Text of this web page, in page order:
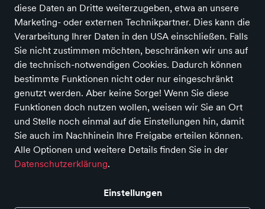
diese Daten an Dritte weiterzugeben, etwa an unsere
Marketing- oder externen Technikpartner. Dies kann die
Verarbeitung Ihrer Daten in den USA einschließen. Falls
Sie nicht zustimmen möchten, beschränken wir uns auf
die technisch-notwendigen Cookies. Dadurch können
bestimmte Funktionen nicht oder nur eingeschränkt
genutzt werden. Aber keine Sorge! Wenn Sie diese
Funktionen doch nutzen wollen, weisen wir Sie an Ort
und Stelle noch einmal auf die Einstellungen hin, damit
Sie auch im Nachhinein Ihre Freigabe erteilen können.
Alle Optionen und weitere Details finden Sie in der
Datenschutzerklärung.
Einstellungen
Straßenslipper Profils
Preis
95,00 € inkl. MwSt., Versand